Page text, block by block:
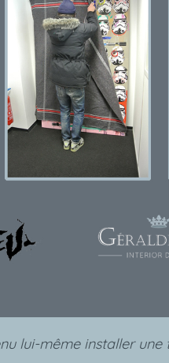
lui-même installer une